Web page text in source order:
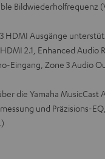
Bildwiederholfrequenz
HDMI Ausgänge
2.1, Enhanced Audio
Eingang, Zone 3 Audio
die Yamaha MusicCast
und Präzisions-